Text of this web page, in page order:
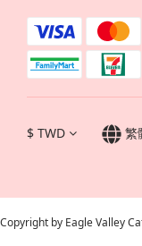
$ TWD 繁
Copyright by Eagle Valley